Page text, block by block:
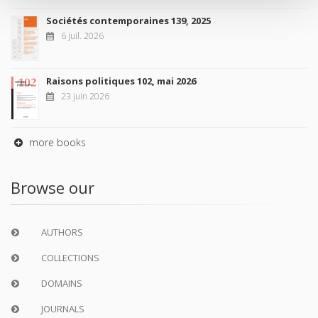
Sociétés contemporaines 139, 2025
6 juil. 2026
Raisons politiques 102, mai 2026
23 juin 2026
more books
Browse our
AUTHORS
COLLECTIONS
DOMAINS
JOURNALS